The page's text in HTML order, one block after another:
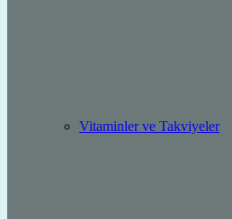
Vitaminler ve Takviyeler